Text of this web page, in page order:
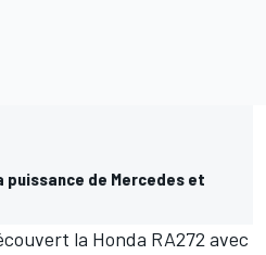
puissance de Mercedes et
la Honda RA272 avec